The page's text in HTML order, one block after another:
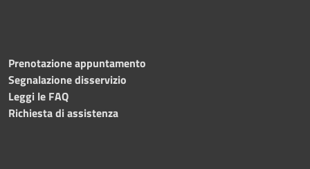
Prenotazione appuntamento
Segnalazione disservizio
Leggi le FAQ
Richiesta di assistenza